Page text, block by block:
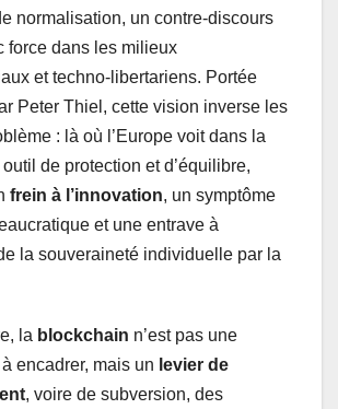
normalisation, un contre-discours
force dans les milieux
et techno-libertariens. Portée
Peter Thiel, cette vision inverse les
: là où l’Europe voit dans la
de protection et d’équilibre,
frein à l’innovation, un symptôme
et une entrave à
la souveraineté individuelle par la
la blockchain n’est pas une
encadrer, mais un levier de
, voire de subversion, des